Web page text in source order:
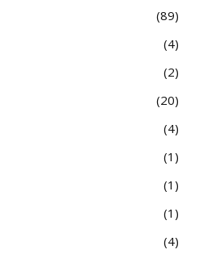
89
4
2
20
4
1
1
1
4